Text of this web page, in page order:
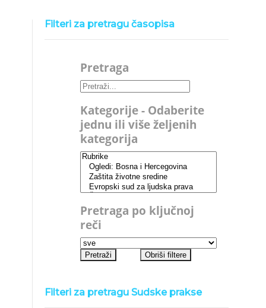
Filteri za pretragu časopisa
Pretraga
Kategorije - Odaberite
jednu ili više željenih
kategorija
Pretraga po ključnoj
reči
Filteri za pretragu Sudske prakse